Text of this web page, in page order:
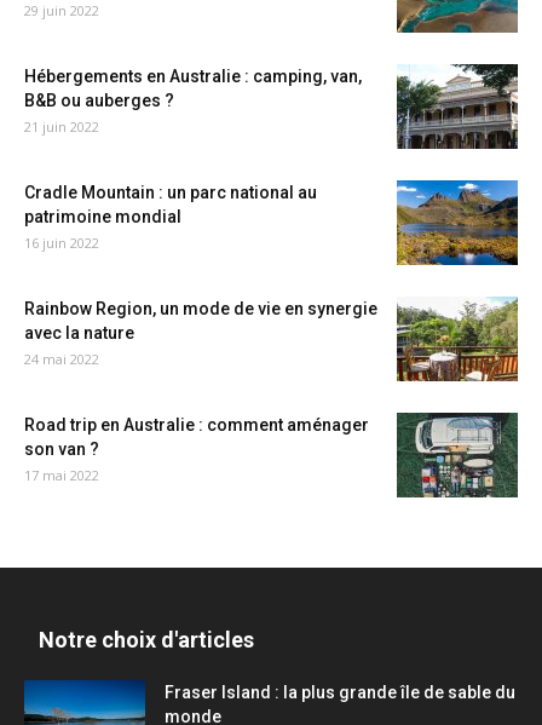
29 juin 2022
Hébergements en Australie : camping, van,
B&B ou auberges ?
21 juin 2022
Cradle Mountain : un parc national au
patrimoine mondial
16 juin 2022
Rainbow Region, un mode de vie en synergie
avec la nature
24 mai 2022
Road trip en Australie : comment aménager
son van ?
17 mai 2022
Notre choix d'articles
Fraser Island : la plus grande île de sable du
monde